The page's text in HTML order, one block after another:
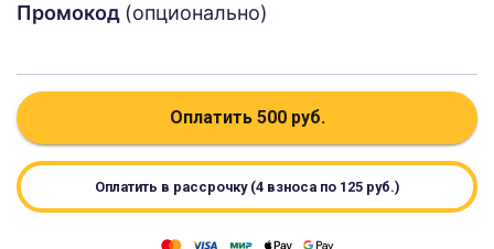
Промокод (опционально)
Оплатить 500руб.
Оплатить в рассрочку (4 взноса по 125руб.)